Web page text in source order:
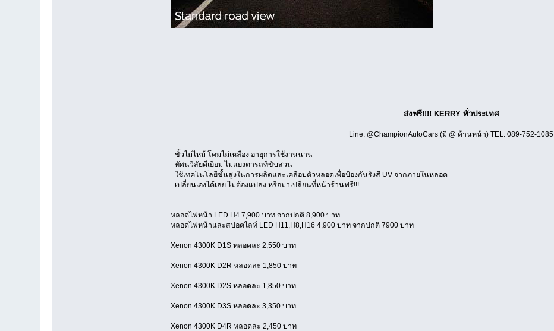
ส่งฟรี!!!! KERRY ทั่วประเทศ
Line: @ChampionAutoCars (มี @ ด้านหน้า) TEL: 089-752-1085
- ขั้วไม่ไหม้ โคมไม่เหลือง อายุการใช้งานนาน
- ทัศนวิสัยดีเยี่ยม ไม่แยงตารถที่ขับสวน
- ใช้เทคโนโลยีขั้นสูงในการผลิตและเคลือบตัวหลอดเพื่อป้องกันรังสี UV จากภายในหลอด
- เปลี่ยนเองได้เลย ไม่ต้องแปลง หรือมาเปลี่ยนที่หน้าร้านฟรี!!!
หลอดไฟหน้า LED H4 7,900 บาท จากปกติ 8,900 บาท
หลอดไฟหน้าและสปอตไลท์ LED H11,H8,H16 4,900 บาท จากปกติ 7900 บาท
Xenon 4300K D1S หลอดละ 2,550 บาท
Xenon 4300K D2R หลอดละ 1,850 บาท
Xenon 4300K D2S หลอดละ 1,850 บาท
Xenon 4300K D3S หลอดละ 3,350 บาท
Xenon 4300K D4R หลอดละ 2,450 บาท